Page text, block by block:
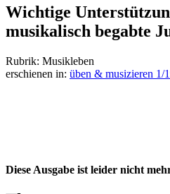
Wichtige
musikalisch begabte
Rubrik: Musikleben
erschienen in: üben & musizieren 1/
Diese Ausgabe ist leider nicht